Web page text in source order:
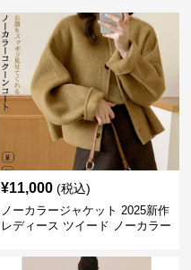
¥11,000 (税込)
ノーカラージャケット 2025新作
レディース ツイード ノーカラー